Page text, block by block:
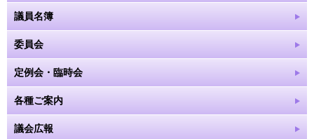
議員名簿
委員会
定例会・臨時会
各種ご案内
議会広報